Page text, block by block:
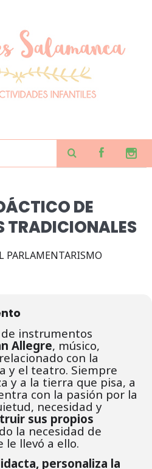
DE
TRADICIONALES
PARLAMENTARISMO
instrumentos
Allegre, músico,
con la
y el teatro. Siempre
y a la tierra que pisa, a
con la pasión por la
necesidad y
sus propios
la necesidad de
le llevó a ello.
personaliza la